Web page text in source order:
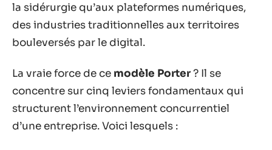
la sidérurgie qu’aux plateformes numériques,
des industries traditionnelles aux territoires
bouleversés par le digital.
La vraie force de ce modèle Porter? Il se
concentre sur cinq leviers fondamentaux qui
structurent l’environnement concurrentiel
d’une entreprise. Voici lesquels :